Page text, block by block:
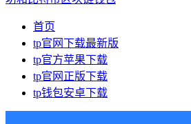
首页
tp官网下载最新版
tp官方苹果下载
tp官网正版下载
tp钱包安卓下载